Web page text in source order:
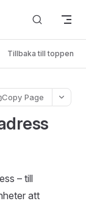
Tillbaka till toppen
Copy Page
– till
att